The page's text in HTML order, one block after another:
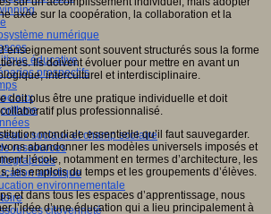
numérique
éducative
prospectifs
sociaux et champ scolaire
ressources
artistique
environnementale
citoyenneté
axée sur la coopération, la collaboration et la
sont souvent structurés sous la forme
Ils doivent évoluer pour mettre en avant un
interculturel et interdisciplinaire.
doit plus être une pratique individuelle et doit
plus professionnalisé.
mondiale essentielle qu’il faut sauvegarder.
abandonner les modèles universels imposés et
l’école, notamment en termes d’architecture, les
les emplois du temps et les groupements d’élèves.
et dans tous les espaces d’apprentissage, nous
l’idée d’une éducation qui a lieu principalement à